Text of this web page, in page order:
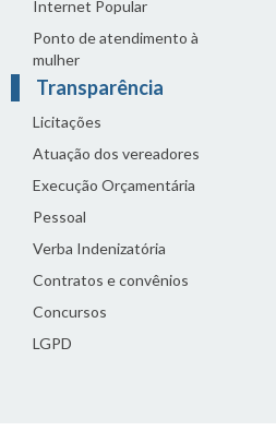
Internet Popular
Ponto de atendimento à
mulher
Transparência
Licitações
Atuação dos vereadores
Execução Orçamentária
Pessoal
Verba Indenizatória
Contratos e convênios
Concursos
LGPD